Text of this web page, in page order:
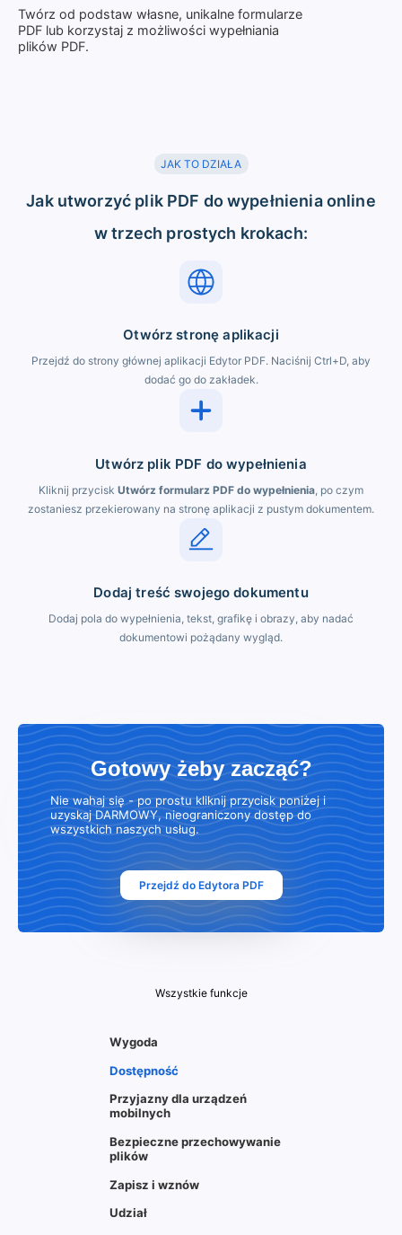
Twórz od podstaw własne, unikalne formularze
PDF lub korzystaj z możliwości wypełniania
plików PDF.
JAK TO DZIAŁA
Jak utworzyć plik PDF do wypełnienia online
w trzech prostych krokach:
Otwórz stronę aplikacji
Przejdź do strony głównej aplikacji Edytor PDF. Naciśnij Ctrl+D, aby
dodać go do zakładek.
Utwórz plik PDF do wypełnienia
Kliknij przycisk Utwórz formularz PDF do wypełnienia , po czym
zostaniesz przekierowany na stronę aplikacji z pustym dokumentem.
Dodaj treść swojego dokumentu
Dodaj pola do wypełnienia, tekst, grafikę i obrazy, aby nadać
dokumentowi pożądany wygląd.
Gotowy żeby zacząć?
Nie wahaj się - po prostu kliknij przycisk poniżej i
uzyskaj DARMOWY, nieograniczony dostęp do
wszystkich naszych usług.
Przejdź do Edytora PDF
Wszystkie funkcje
Wygoda
Dostępność
Przyjazny dla urządzeń
mobilnych
Bezpieczne przechowywanie
plików
Zapisz i wznów
Udział